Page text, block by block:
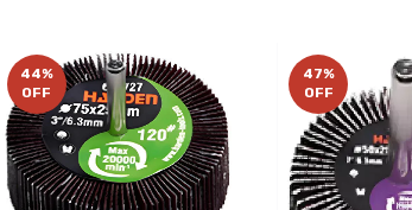
44%
OFF
47%
OFF